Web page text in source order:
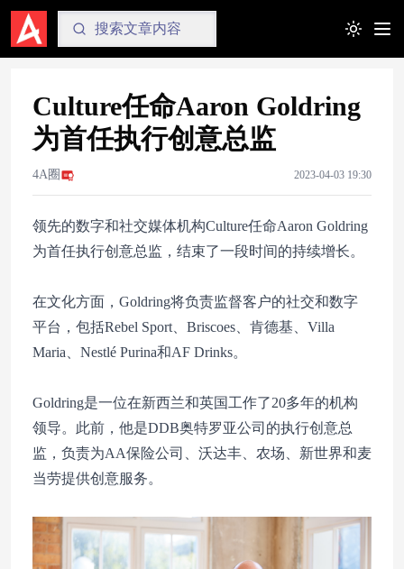
Toggle
Culture任命Aaron Goldring
为首任执行创意总监
4A圈 2023-04-03 19:30
领先的数字和社交媒体机构Culture任命Aaron Goldring
为首任执行创意总监，结束了一段时间的持续增长。
在文化方面，Goldring将负责监督客户的社交和数字
平台，包括Rebel Sport、Briscoes、肯德基、Villa
Maria、Nestlé Purina和AF Drinks。
Goldring是一位在新西兰和英国工作了20多年的机构
领导。此前，他是DDB奥特罗亚公司的执行创意总
监，负责为AA保险公司、沃达丰、农场、新世界和麦
当劳提供创意服务。